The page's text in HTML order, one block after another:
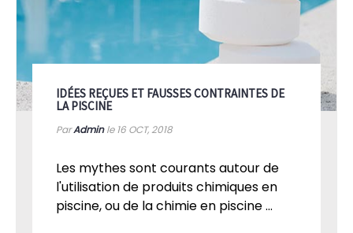
IDÉES REÇUES ET FAUSSES CONTRAINTES DE
LA PISCINE
ParAdminle 16 OCT, 2018
Les mythes sont courants autour de
l'utilisation de produits chimiques en
piscine, ou de la chimie en piscine ...